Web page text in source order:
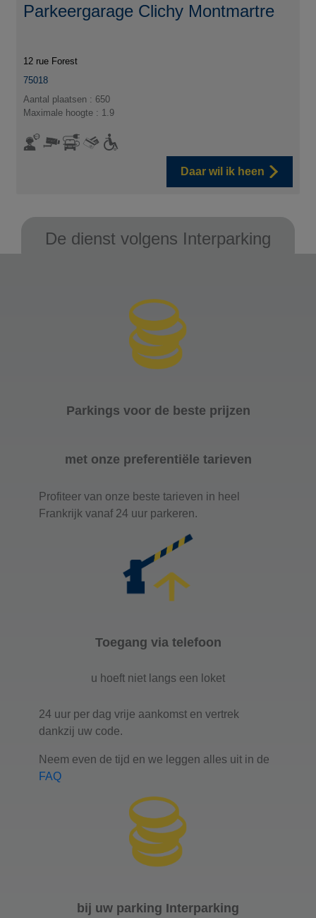
Parkeergarage Clichy Montmartre
12 rue Forest
75018
Aantal plaatsen : 650
Maximale hoogte : 1.9
Daar wil ik heen
De dienst volgens Interparking
Parkings voor de beste prijzen
met onze preferentiële tarieven
Profiteer van onze beste tarieven in heel
Frankrijk vanaf 24 uur parkeren.
Toegang via telefoon
u hoeft niet langs een loket
24 uur per dag vrije aankomst en vertrek
dankzij uw code.
Neem even de tijd en we leggen alles uit in de
FAQ
bij uw parking Interparking